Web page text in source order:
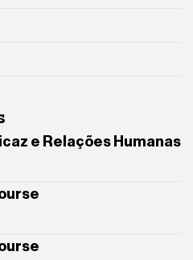
e Relações Humanas